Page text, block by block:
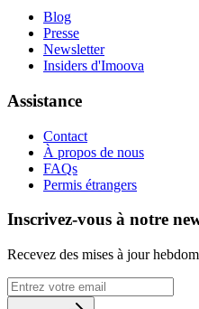
Blog
Presse
Newsletter
Insiders d'Imoova
Assistance
Contact
À propos de nous
FAQs
Permis étrangers
Inscrivez-vous à notre
Recevez des mises à jour